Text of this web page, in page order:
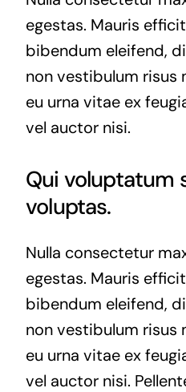
egestas. Mauris
bibendum eleifend,
non vestibulum risus
eu urna vitae ex
vel auctor nisi.
Qui voluptatum
voluptas.
Nulla consectetur
egestas. Mauris
bibendum eleifend,
non vestibulum risus
eu urna vitae ex
vel auctor nisi.